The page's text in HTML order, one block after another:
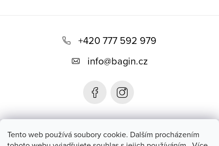
Tento web používá soubory cookie. Dalším procházením
+420 777 592 979
info@bagin.cz
Bagin.cz